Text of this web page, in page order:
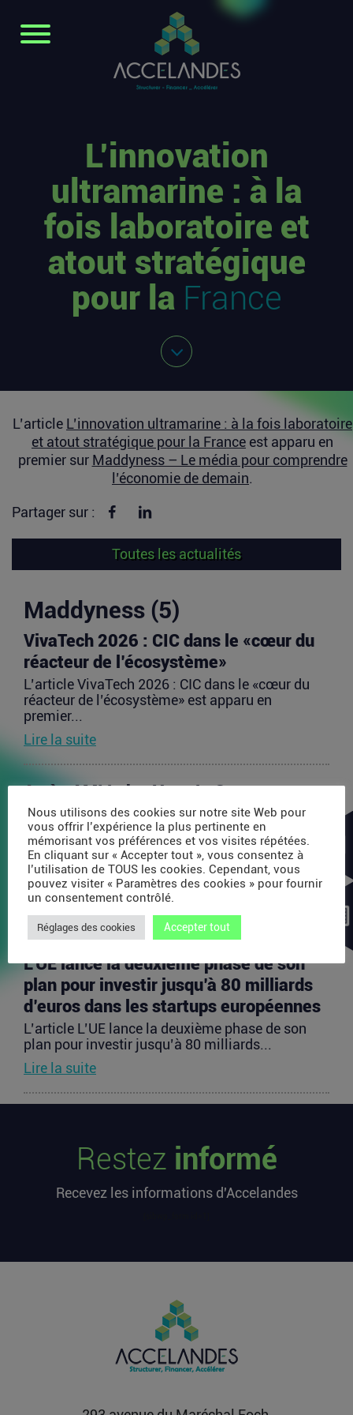
L’innovation
ultramarine : à la
fois laboratoire et
atout stratégique
pour la France
L’article L’innovation ultramarine : à la fois laboratoire
et atout stratégique pour la France est apparu en
premier sur Maddyness – Le média pour comprendre
l’économie de demain.
Partager sur : Partager sur Facebook
Toutes les actualités
Maddyness (5)
VivaTech 2026 : CIC dans le «cœur du
réacteur de l’écosystème»
L’article VivaTech 2026 : CIC dans le «cœur du
réacteur de l’écosystème» est apparu en
premier...
Lire la suite
Après AMI Labs, Yann LeCun veut
lancer un fonds de 200 millions d’euros
dédié à l’IA
L’article Après AMI Labs, Yann LeCun veut lancer
un fonds de 200 millions d’euros dédié à l’IA
est...
Lire la suite
L’UE lance la deuxième phase de son
plan pour investir jusqu’à 80 milliards
d’euros dans les startups européennes
L’article L’UE lance la deuxième phase de son
plan pour investir jusqu’à 80 milliards...
Lire la suite
millions d’euros cette semaine
L’article Les startups françaises ont levé 113
premier sur...
chez OpenAI pour se soigner
L’article Après une pause de 3 mois, la Française
Fidji Simo quitte son poste chez OpenAI pour se
Restez informé
Recevez les informations d'Accelandes
Nous utilisons des cookies sur notre site Web pour
vous offrir l’expérience la plus pertinente en
mémorisant vos préférences et vos visites répétées.
En cliquant sur « Accepter tout », vous consentez à
l’utilisation de TOUS les cookies. Cependant, vous
pouvez visiter « Paramètres des cookies » pour fournir
un consentement contrôlé.
Réglages des cookies Accepter tout